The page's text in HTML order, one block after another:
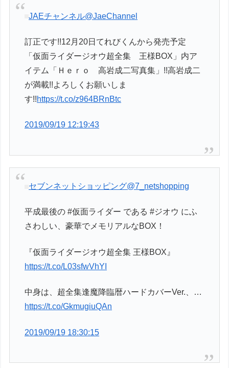
JAEチャンネル@JaeChannel
訂正です!!12月20日てれびくんから発売予定
「仮面ライダージオウ超全集 王様BOX」内ア
イテム「Ｈｅｒｏ 高岩成二写真集」!!高岩成二
が満載!!よろしくお願いしま
す!!https://t.co/z964BRnBtc
2019/09/19 12:19:43
セブンネットショッピング@7_netshopping
平成最後の #仮面ライダー である #ジオウ にふ
さわしい、豪華でメモリアルなBOX！
『仮面ライダージオウ超全集 王様BOX』
https://t.co/L03sfwVhYI
中身は、超全集逢魔降臨暦ハードカバーVer.、…
https://t.co/GkmugiuQAn
2019/09/19 18:30:15